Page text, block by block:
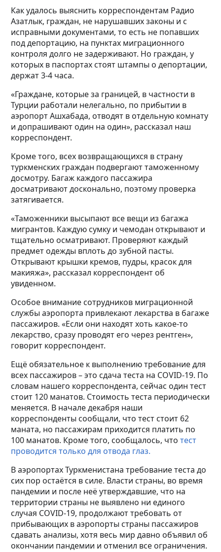
Как удалось выяснить корреспондентам Радио
Азатлык, граждан, не нарушавших законы и с
исправными документами, то есть не попавших
под депортацию, на пунктах миграционного
контроля долго не задерживают. Но граждан, у
которых в паспортах стоят штампы о депортации,
держат 3-4 часа.
«Граждане, которые за границей, в частности в
Турции работали нелегально, по прибытии в
аэропорт Ашхабада, отводят в отдельную комнату
и допрашивают один на один», рассказал наш
корреспондент.
Кроме того, всех возвращающихся в страну
туркменских граждан подвергают таможенному
досмотру. Багаж каждого пассажира
досматривают досконально, поэтому проверка
затягивается.
«Таможенники высыпают все вещи из багажа
мигрантов. Каждую сумку и чемодан открывают и
тщательно осматривают. Проверяют каждый
предмет одежды вплоть до зубной пасты.
Открывают крышки кремов, пудры, красок для
макияжа», рассказал корреспондент об
увиденном.
Особое внимание сотрудников миграционной
службы аэропорта привлекают лекарства в багаже
пассажиров. «Если они находят хоть какое-то
лекарство, сразу проводят его через рентген»,
говорит корреспондент.
Ещё обязательное к выполнению требование для
всех пассажиров – это сдача теста на COVID-19. По
словам нашего корреспондента, сейчас один тест
стоит 120 манатов. Стоимость теста периодически
меняется. В начале декабря наши
корреспонденты сообщали, что тест стоит 62
маната, но пассажирам приходится платить по
100 манатов. Кроме того, сообщалось, чтотест
проводится только для отвода глаз.
В аэропортах Туркменистана требование теста до
сих пор остаётся в силе. Власти страны, во время
пандемии и после неё утверждавшие, что на
территории страны не выявлено ни единого
случая COVID-19, продолжают требовать от
прибывающих в аэропорты страны пассажиров
сдавать анализы, хотя весь мир давно объявил об
окончании пандемии и отменил все ограничения.